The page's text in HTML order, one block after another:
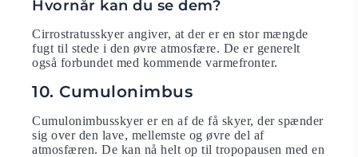
Hvornår kan du se dem?
Cirrostratusskyer angiver, at der er en stor mængde
fugt til stede i den øvre atmosfære. De er generelt
også forbundet med kommende varmefronter.
10. Cumulonimbus
Cumulonimbusskyer er en af ​​de få skyer, der spænder
sig over den lave, mellemste og øvre del af
atmosfæren. De kan nå helt op til tropopausen med en